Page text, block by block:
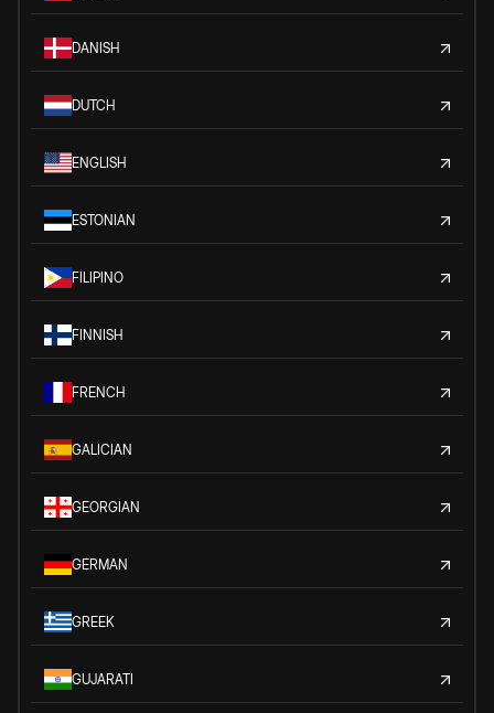
DANISH
DUTCH
ENGLISH
ESTONIAN
FILIPINO
FINNISH
FRENCH
GALICIAN
GEORGIAN
GERMAN
GREEK
GUJARATI